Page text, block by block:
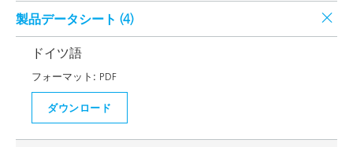
製品データシート (4)
ドイツ語
フォーマット: PDF
ダウンロード